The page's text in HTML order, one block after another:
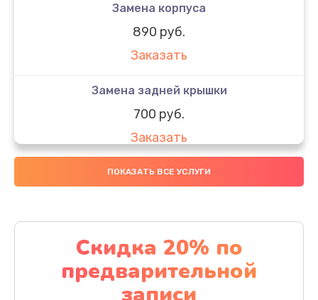
Замена корпуса
890 руб.
Заказать
Замена задней крышки
700 руб.
Заказать
Комплексная чистка
Заказать
Замена стекла
1100 руб.
ПОКАЗАТЬ ВСЕ УСЛУГИ
Скидка 20% по
предварительной